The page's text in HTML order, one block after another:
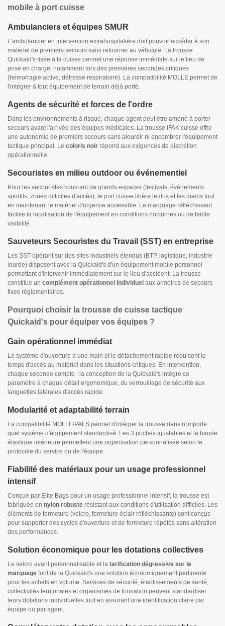
mobile à port cuisse
Ambulanciers et équipes SMUR
L'ambulancier en intervention extrahospitalière doit pouvoir accéder à son
matériel de premiers secours sans retourner au véhicule. La trousse
Quickaid's fixée à la cuisse permet une réponse immédiate sur le lieu de
prise en charge, notamment lors des premières secondes critiques
(hémorragie active, détresse respiratoire). La compatibilité MOLLE permet de
l'intégrer à tout équipement de terrain déjà porté.
Agents de sécurité et forces de l'ordre
Dans les environnements à risque, chaque agent peut être amené à porter
secours avant l'arrivée des équipes médicales. La trousse IFAK cuisse offre
une autonomie de premiers secours sans alourdir ni encombrer l'équipement
tactique principal. Le coloris noir répond aux exigences de discrétion
opérationnelle.
Secouristes en milieu outdoor ou événementiel
Pour les secouristes couvrant de grands espaces (festivals, événements
sportifs, zones difficiles d'accès), le port cuisse libère le dos et les mains tout
en maintenant le matériel d'urgence accessible. Le marquage réfléchissant
facilite la localisation de l'équipement en conditions nocturnes ou de faible
visibilité.
Sauveteurs Secouristes du Travail (SST) en entreprise
Les SST opérant sur des sites industriels étendus (BTP, logistique, industrie
lourde) disposent avec la Quickaid's d'un équipement mobile personnel
permettant d'intervenir immédiatement sur le lieu d'accident. La trousse
constitue un complément opérationnel individuel aux armoires de secours
fixes réglementaires.
Pourquoi choisir la trousse de cuisse tactique
Quickaid's pour équiper vos équipes ?
Gain opérationnel immédiat
Le système d'ouverture à une main et le détachement rapide réduisent le
temps d'accès au matériel dans les situations critiques. En intervention,
chaque seconde compte : la conception de la Quickaid's intègre ce
paramètre à chaque détail ergonomique, du verrouillage de sécurité aux
languettes latérales d'accès rapide.
Modularité et adaptabilité terrain
La compatibilité MOLLE/PALS permet d'intégrer la trousse dans n'importe
quel système d'équipement standardisé. Les 3 poches ajustables et la bande
élastique intérieure permettent une organisation personnalisée selon le
protocole du service ou de l'équipe.
Fiabilité des matériaux pour un usage professionnel
intensif
Conçue par Elite Bags pour un usage professionnel intensif, la trousse est
fabriquée en nylon robuste résistant aux conditions d'utilisation difficiles. Les
éléments de fermeture (velcro, fermeture éclair réfléchissante) sont conçus
pour supporter des cycles d'ouverture et de fermeture répétés sans altération
des performances.
Solution économique pour les dotations collectives
Le velcro avant personnalisable et la tarification dégressive sur le
marquage font de la Quickaid's une solution économiquement pertinente
pour les achats en volume. Services de sécurité, établissements de santé,
collectivités territoriales et organismes de formation peuvent standardiser
leurs dotations individuelles tout en assurant une identification claire par
équipe ou par agent.